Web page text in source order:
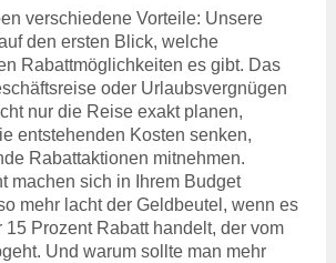
verschiedene Vorteile: Unsere
den ersten Blick, welche
Rabattmöglichkeiten es gibt. Das
oder Urlaubsvergnügen
nur die Reise exakt planen,
entstehenden Kosten senken,
Rabattaktionen mitnehmen.
machen sich in Ihrem Budget
mehr lacht der Geldbeutel, wenn es
15 Prozent Rabatt handelt, der vom
Und warum sollte man mehr